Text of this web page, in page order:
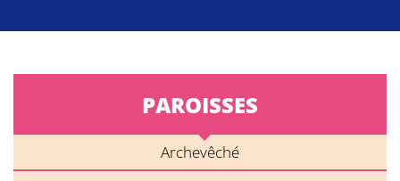
PAROISSES
Archevêché